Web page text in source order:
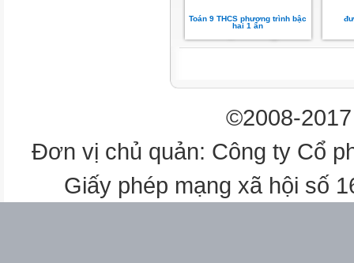
Toán 9 THCS phương trình bậc
hai 1 ẩn
©2008-
Đơn vị chủ quản: Công ty Cổ
Giấy phép mạng xã hội số